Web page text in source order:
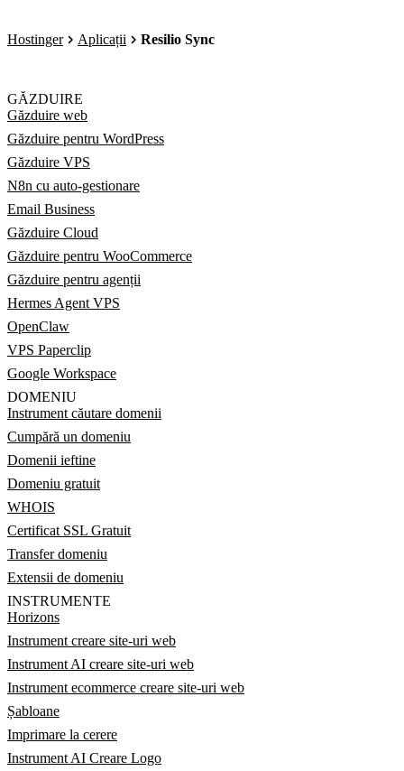
Hostinger Aplicații Resilio Sync
GĂZDUIRE
Găzduire web
Găzduire pentru WordPress
Găzduire VPS
N8n cu auto-gestionare
Email Business
Găzduire Cloud
Găzduire pentru WooCommerce
Găzduire pentru agenții
Hermes Agent VPS
OpenClaw
VPS Paperclip
Google Workspace
DOMENIU
Instrument căutare domenii
Cumpără un domeniu
Domenii ieftine
Domeniu gratuit
WHOIS
Certificat SSL Gratuit
Transfer domeniu
Extensii de domeniu
INSTRUMENTE
Horizons
Instrument creare site-uri web
Instrument AI creare site-uri web
Instrument ecommerce creare site-uri web
Șabloane
Imprimare la cerere
Instrument AI Creare Logo